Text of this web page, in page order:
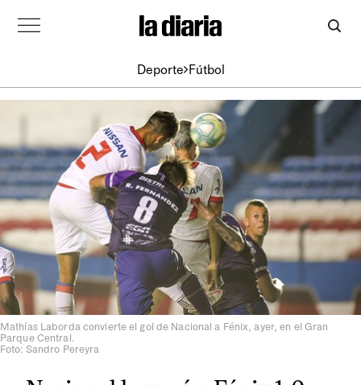
Deporte Fútbol
Mathías Laborda convierte el gol de Nacional a Fénix, ayer, en el Gran
Parque Central.
Foto: Sandro Pereyra